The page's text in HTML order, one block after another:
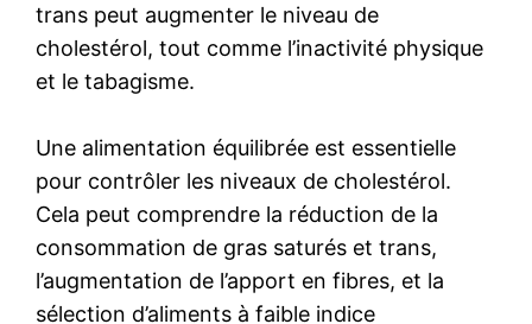
trans peut augmenter le niveau de
cholestérol, tout comme l’inactivité physique
et le tabagisme.
Une alimentation équilibrée est essentielle
pour contrôler les niveaux de cholestérol.
Cela peut comprendre la réduction de la
consommation de gras saturés et trans,
l’augmentation de l’apport en fibres, et la
sélection d’aliments à faible indice